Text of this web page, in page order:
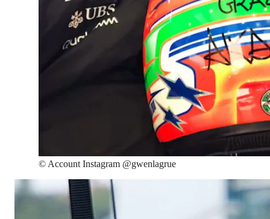
©Account Instagram @gwenlagrue